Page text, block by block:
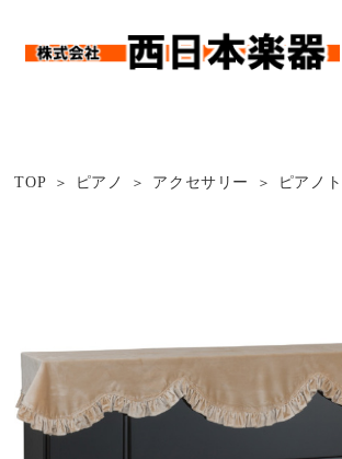
TOP ピアノ アクセサリー ピアノ